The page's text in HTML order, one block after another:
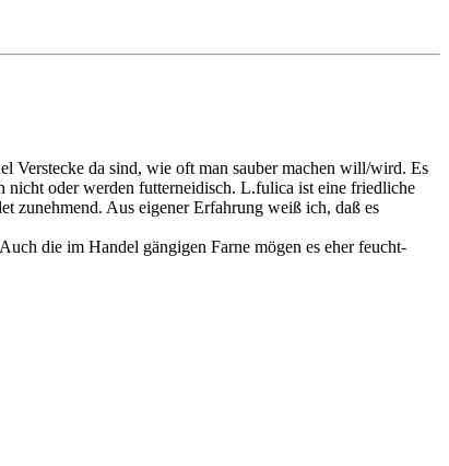
Verstecke da sind, wie oft man sauber machen will/wird. Es
nicht oder werden futterneidisch. L.fulica ist eine friedliche
zunehmend. Aus eigener Erfahrung weiß ich, daß es
die im Handel gängigen Farne mögen es eher feucht-